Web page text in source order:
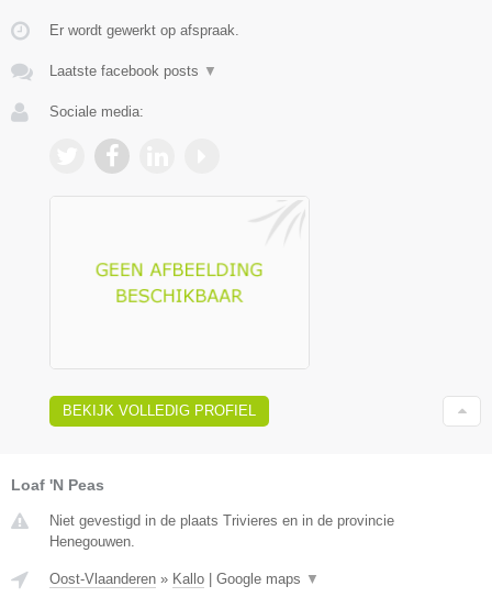
Er wordt gewerkt op afspraak.
Laatste facebook posts ▼
Sociale media:
BEKIJK VOLLEDIG PROFIEL
Loaf 'N Peas
Niet gevestigd in de plaats Trivieres en in de provincie
Henegouwen.
Oost-Vlaanderen » Kallo Google maps ▼